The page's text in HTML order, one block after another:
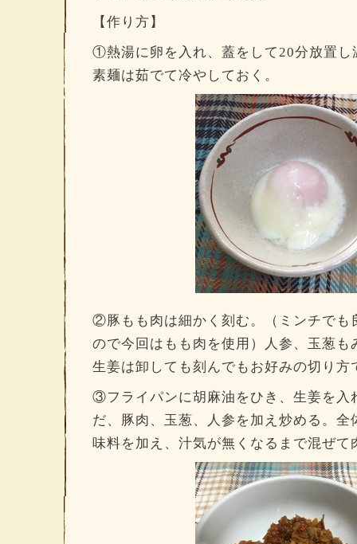
【作り方】
①熱湯に卵を入れ、蓋をして20分放置し
素麺は茹でて冷やしておく。
②豚もも肉は細かく刻む。（ミンチでも
ので今回はもも肉を使用）人参、玉葱も
生姜は卸しても刻んでもお好みの切り方
③フライパンに胡麻油をひき、生姜を入
だ、豚肉、玉葱、人参を加え炒める。全
味料を加え、汁気が無くなるまで混ぜて